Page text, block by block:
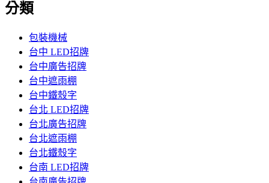
分類
包裝機械
台中 LED招牌
台中廣告招牌
台中遮雨棚
台中鐵殼字
台北 LED招牌
台北廣告招牌
台北遮雨棚
台北鐵殼字
台南 LED招牌